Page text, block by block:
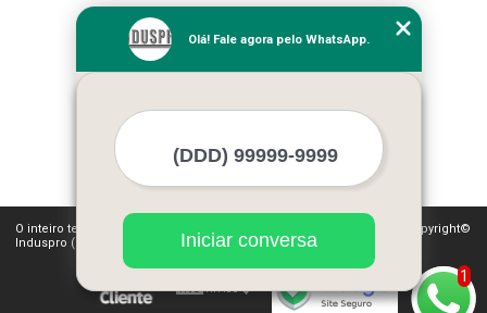
Empresa
Missão
Mapa do site
Mais Serviços
O inteiro teor deste site está sujeito à proteção de direitos autorais. Copyright©
Induspro (Lei 9610 de 19/02/1998)
1
Olá! Fale agora pelo WhatsApp.
Iniciar conversa